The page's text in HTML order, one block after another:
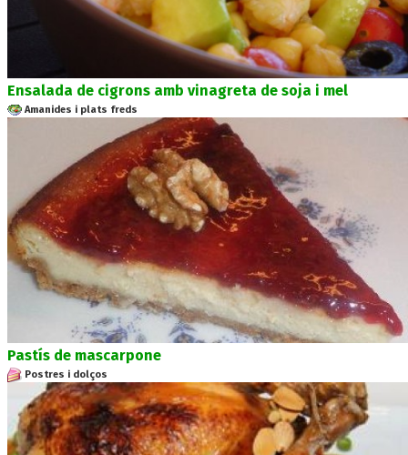
Ensalada de cigrons amb vinagreta de soja i mel
Amanides i plats freds
Pastís de mascarpone
Postres i dolços